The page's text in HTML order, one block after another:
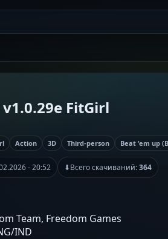
FitGirl
Action 3D Third-person Beat 'em up
- 20:52 ⬇Всего скачиваний:364
Team, Freedom Games
IND